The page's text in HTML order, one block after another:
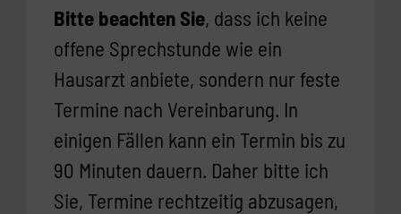
Bitte beachten Sie, dass ich keine
offene Sprechstunde wie ein
Hausarzt anbiete, sondern nur feste
Termine nach Vereinbarung. In
einigen Fällen kann ein Termin bis zu
90 Minuten dauern. Daher bitte ich
Sie, Termine rechtzeitig abzusagen,